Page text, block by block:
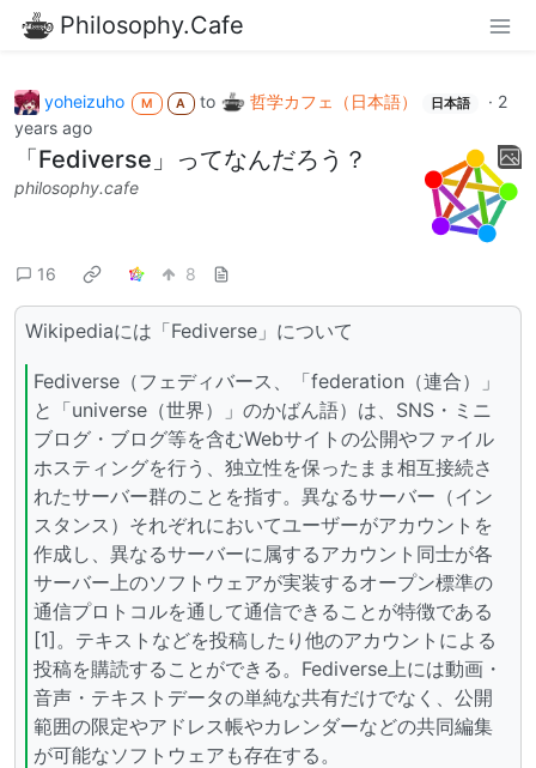
Philosophy.Cafe
yoheizuho M A to 哲学カフェ（日本語） 日本語 · 2
years ago
「Fediverse」ってなんだろう？
philosophy.cafe
16 8
Wikipediaには「Fediverse」について
Fediverse（フェディバース、「federation（連合）」
と「universe（世界）」のかばん語）は、SNS・ミニ
ブログ・ブログ等を含むWebサイトの公開やファイル
ホスティングを行う、独立性を保ったまま相互接続さ
れたサーバー群のことを指す。異なるサーバー（イン
スタンス）それぞれにおいてユーザーがアカウントを
作成し、異なるサーバーに属するアカウント同士が各
サーバー上のソフトウェアが実装するオープン標準の
通信プロトコルを通して通信できることが特徴である
[1]。テキストなどを投稿したり他のアカウントによる
投稿を購読することができる。Fediverse上には動画・
音声・テキストデータの単純な共有だけでなく、公開
範囲の限定やアドレス帳やカレンダーなどの共同編集
が可能なソフトウェアも存在する。